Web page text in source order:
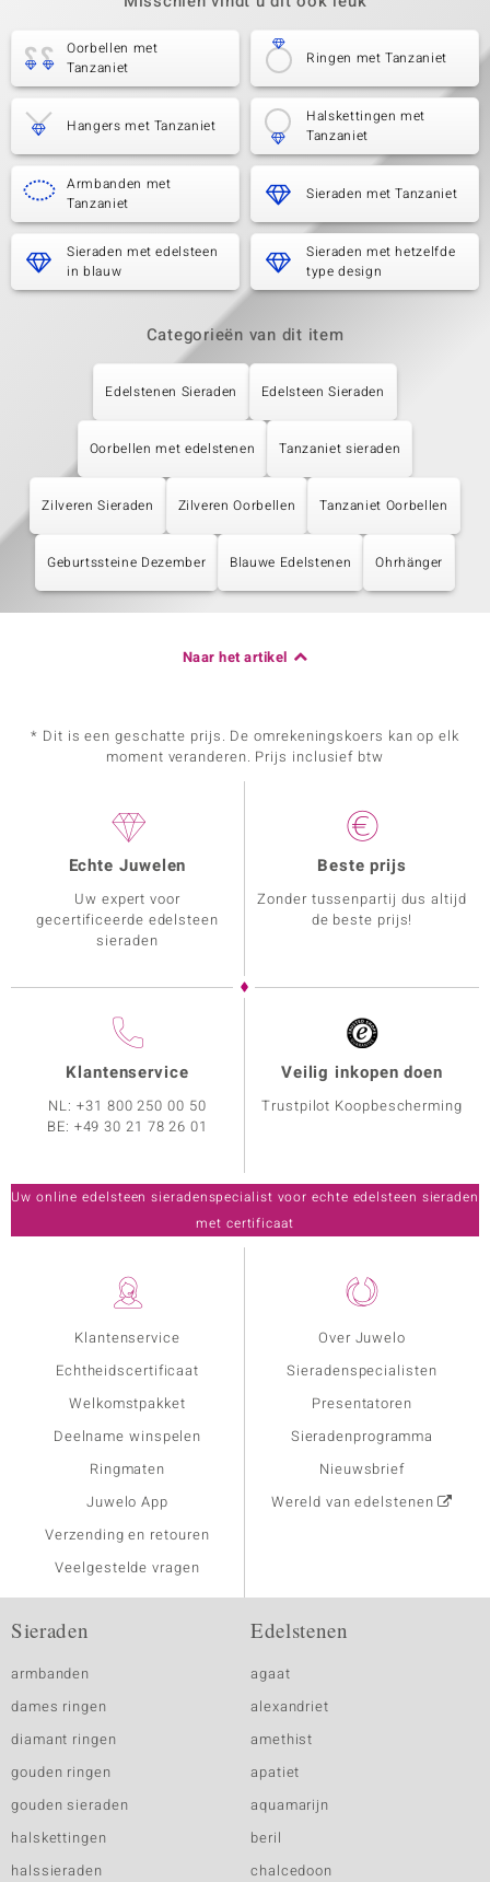
Oorbellen met
Tanzaniet
Ringen met Tanzaniet
Hangers met Tanzaniet
Halskettingen met
Tanzaniet
Armbanden met
Tanzaniet
Sieraden met Tanzaniet
Sieraden met edelsteen
in blauw
Sieraden met hetzelfde
type design
Categorieën van dit item
Edelstenen Sieraden Edelsteen Sieraden
Oorbellen met edelstenen Tanzaniet sieraden
Zilveren Sieraden Zilveren Oorbellen Tanzaniet Oorbellen
Geburtssteine Dezember Blauwe Edelstenen Ohrhänger
Naar het artikel
* Dit is een geschatte prijs. De omrekeningskoers kan op elk
moment veranderen. Prijs inclusief btw
Klantenservice
Echtheidscertificaat
Welkomstpakket
Deelname winspelen
Ringmaten
Juwelo App
Verzending en retouren
Veelgestelde vragen
Over Juwelo
Sieradenspecialisten
Presentatoren
Sieradenprogramma
Nieuwsbrief
Wereld van edelstenen
Echte Juwelen
Uw expert voor
gecertificeerde edelsteen
sieraden
Beste prijs
Zonder tussenpartij dus altijd
de beste prijs!
Klantenservice
NL:+31 800 250 00 50
BE: +49 30 21 78 26 01
Veilig inkopen doen
Trustpilot Koopbescherming
Uw online edelsteen sieradenspecialist voor echte edelsteen sieraden
met certificaat
Sieraden
armbanden
dames ringen
diamant ringen
gouden ringen
gouden sieraden
halskettingen
halssieraden
Edelstenen
agaat
alexandriet
amethist
apatiet
aquamarijn
beril
chalcedoon